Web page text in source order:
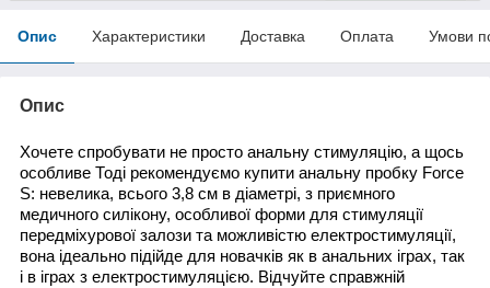
Опис Характеристики Доставка Оплата Умови
Опис
Хочете спробувати не просто анальну стимуляцію, а щось
особливе Тоді рекомендуємо купити анальну пробку Force
S: невелика, всього 3,8 см в діаметрі, з приємного
медичного силікону, особливої форми для стимуляції
передміхурової залози та можливістю електростимуляції,
вона ідеально підійде для новачків як в анальних іграх, так
і в іграх з електростимуляцією. Відчуйте справжній